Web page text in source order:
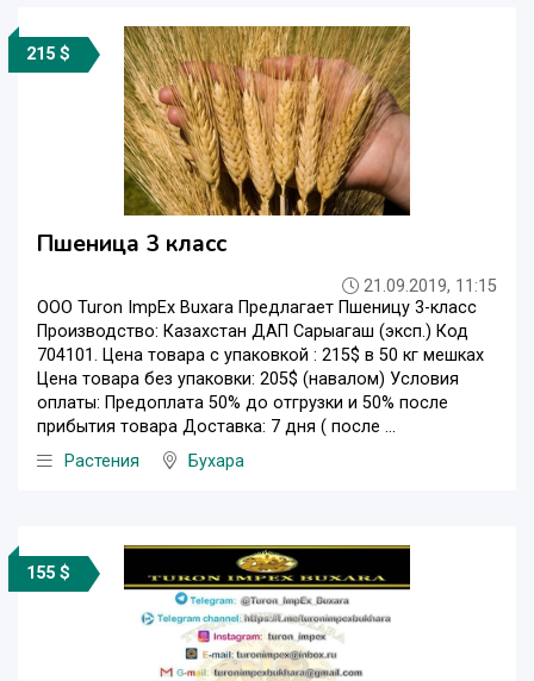
215 $
Пшеница 3 класс
21.09.2019, 11:15
OOO Turon ImpEx Buxara Предлагает Пшеницу 3-класс
Производство: Казахстан ДАП Сарыагаш (эксп.) Код
704101. Цена товара с упаковкой : 215$ в 50 кг мешках
Цена товара без упаковки: 205$ (навалом) Условия
оплаты: Предоплата 50% до отгрузки и 50% после
прибытия товара Доставка: 7 дня ( после ...
Растения
Бухара
155 $